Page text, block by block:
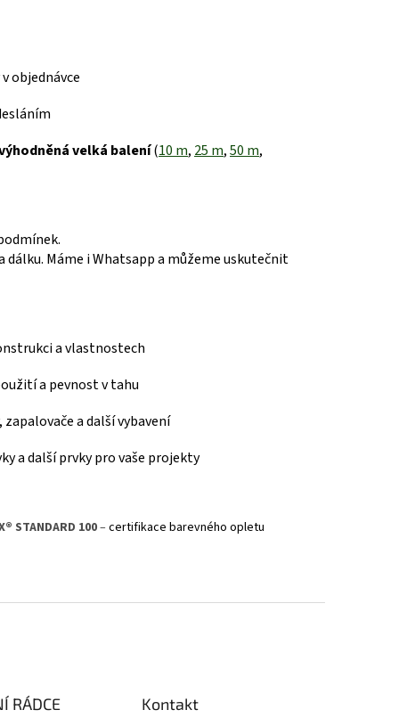
objednávce
velká balení(10 m, 25 m,50 m,
dálku. Máme i Whatsapp a můžeme uskutečnit
a vlastnostech
a pevnost v tahu
a další vybavení
a další prvky pro vaše projekty
STANDARD 100–certifikace barevného opletu
RÁDCE Kontakt